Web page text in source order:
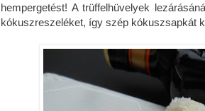
hempergetést! A trüffelhüvelyek
kókuszreszeléket, így szép kókuszsapkát